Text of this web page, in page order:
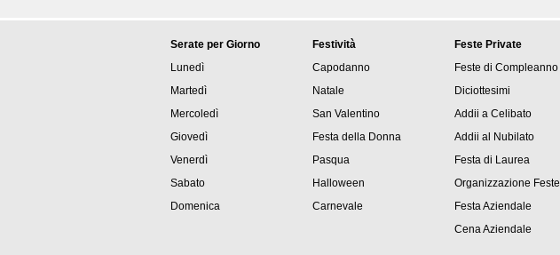
Serate per Giorno
Lunedì
Martedì
Mercoledì
Giovedì
Venerdì
Sabato
Domenica
Festività
Capodanno
Natale
San Valentino
Festa della Donna
Pasqua
Halloween
Carnevale
Feste Private
Feste di Compleanno
Diciottesimi
Addii a Celibato
Addii al Nubilato
Festa di Laurea
Organizzazione Feste
Festa Aziendale
Cena Aziendale